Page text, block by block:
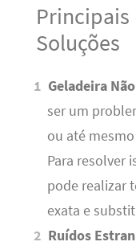
Principais
Soluções
Geladeira
ser um
ou até
Para resolver
pode realizar
exata e
Ruídos